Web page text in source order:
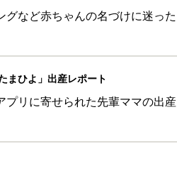
グなど赤ちゃんの名づけに迷った
まひよ」出産レポート
プリに寄せられた先輩ママの出産